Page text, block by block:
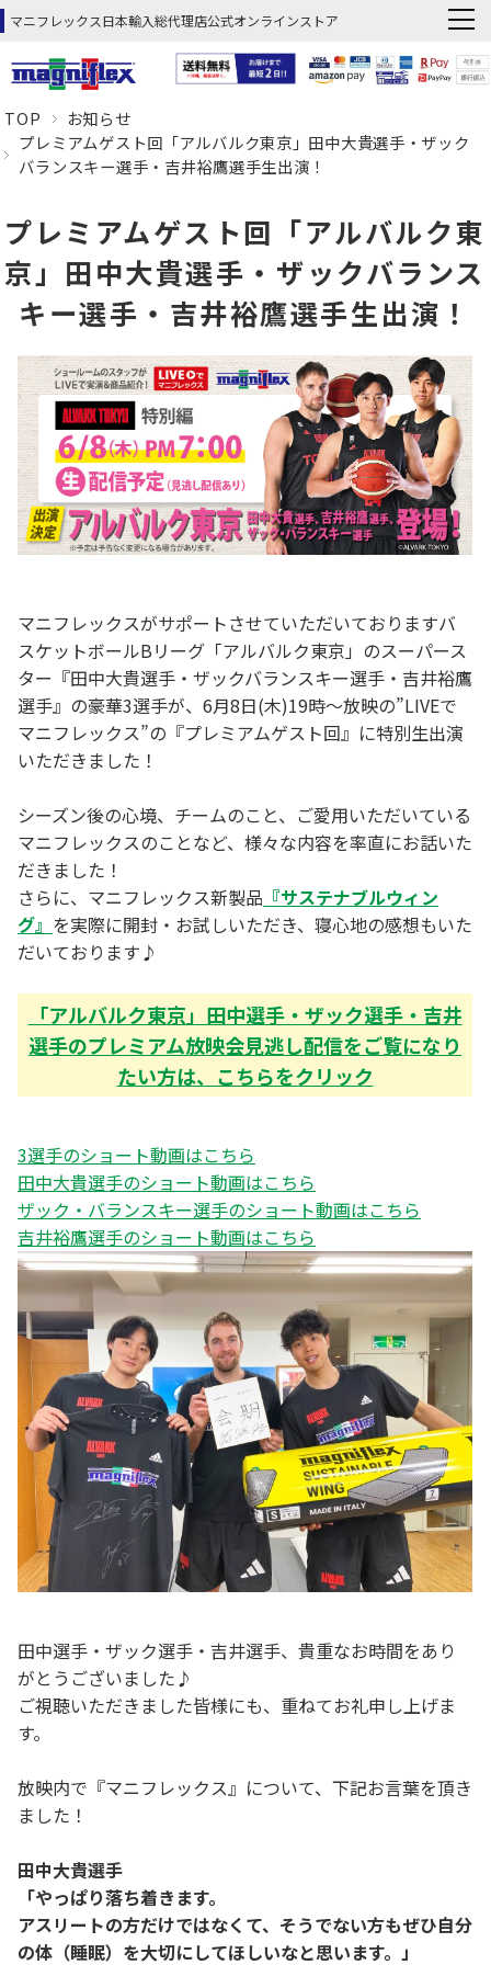
マニフレックス日本輸入総代理店公式オンラインストア
TOP
お知らせ
プレミアムゲスト回「アルバルク東京」田中大貴選手・ザック
バランスキー選手・吉井裕鷹選手生出演！
プレミアムゲスト回「アルバルク東
京」田中大貴選手・ザックバランス
キー選手・吉井裕鷹選手生出演！
マニフレックスがサポートさせていただいておりますバ
スケットボールBリーグ「アルバルク東京」のスーパース
ター『田中大貴選手・ザックバランスキー選手・吉井裕鷹
選手』の豪華3選手が、6月8日(木)19時～放映の”LIVEで
マニフレックス”の『プレミアムゲスト回』に特別生出演
いただきました！
シーズン後の心境、チームのこと、ご愛用いただいている
マニフレックスのことなど、様々な内容を率直にお話いた
だきました！
さらに、マニフレックス新製品 『サステナブルウィン
グ』 を実際に開封・お試しいただき、寝心地の感想もいた
だいております♪
「アルバルク東京」田中選手・ザック選手・吉井
選手のプレミアム放映会見逃し配信をご覧になり
たい方は、こちらをクリック
3選手のショート動画はこちら
田中大貴選手のショート動画はこちら
ザック・バランスキー選手のショート動画はこちら
吉井裕鷹選手のショート動画はこちら
田中選手・ザック選手・吉井選手、貴重なお時間をあり
がとうございました♪
ご視聴いただきました皆様にも、重ねてお礼申し上げま
す。
放映内で『マニフレックス』について、下記お言葉を頂き
ました！
田中大貴選手
「やっぱり落ち着きます。
アスリートの方だけではなくて、そうでない方もぜひ自分
の体（睡眠）を大切にしてほしいなと思います。」